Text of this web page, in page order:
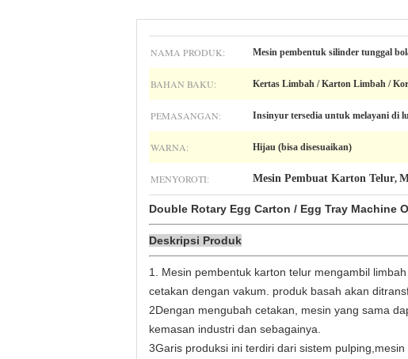
NAMA PRODUK: Mesin pembentuk silinder tunggal
BAHAN BAKU: Kertas Limbah / Karton Limbah /
PEMASANGAN: Insinyur tersedia untuk melayani di
WARNA: Hijau (bisa disesuaikan)
MENYOROTI: Mesin Pembuat Karton Telur,
Double Rotary Egg Carton / Egg Tray Machine
Deskripsi Produk
1. Mesin pembentuk karton telur mengambil
cetakan dengan vakum. produk basah akan
2Dengan mengubah cetakan, mesin yang sama
kemasan industri dan sebagainya.
3Garis produksi ini terdiri dari sistem pulping,